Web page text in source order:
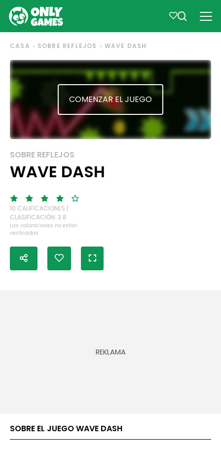
CASA SOBRE REFLEJOS WAVE DASH
COMENZAR EL JUEGO
SOBRE REFLEJOS
WAVE DASH
10 CALIFICACIONES |
CLASIFICACIÓN: 3.8
Las valoraciones no están
verificadas
SOBRE EL JUEGO WAVE DASH